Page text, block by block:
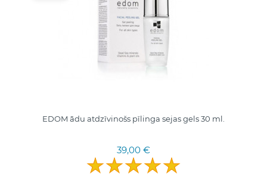
EDOM ādu atdzīvinošs pīlinga sejas gels 30 ml.
39,00 €